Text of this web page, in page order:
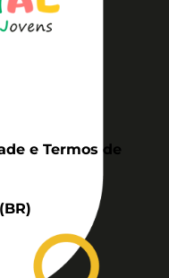
e Termos de